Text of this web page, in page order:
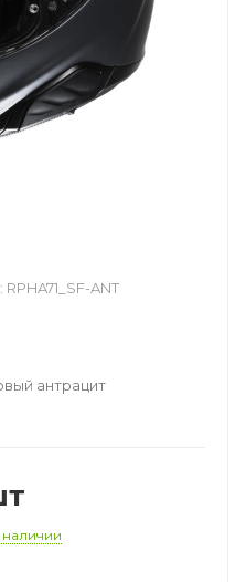
RPHA71_SF-ANT
антрацит
наличии